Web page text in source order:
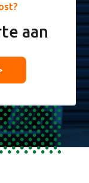
aan